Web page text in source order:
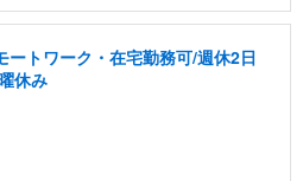
ートワーク・在宅勤務可/週休2日
休み